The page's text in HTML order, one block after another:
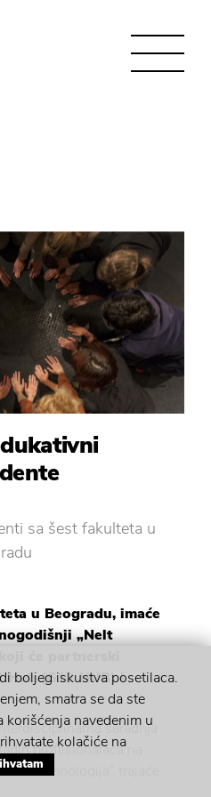
sa šest fakulteta u
u Beogradu, imaće
„Nelt
(G12 HUB) i
saradnja
profesionalaca na
tehnologija“ trajaće
boljeg iskustva posetilaca.
smatra se da ste
korišćenja navedenim u
kolačiće na